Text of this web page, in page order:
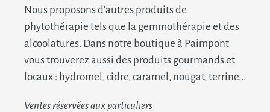
Nous proposons d'autres produits de
phytothérapie tels que la gemmothérapie et des
alcoolatures. Dans notre boutique à Paimpont
vous trouverez aussi des produits gourmands et
locaux : hydromel, cidre, caramel, nougat, terrine...
Ventes réservées aux particuliers